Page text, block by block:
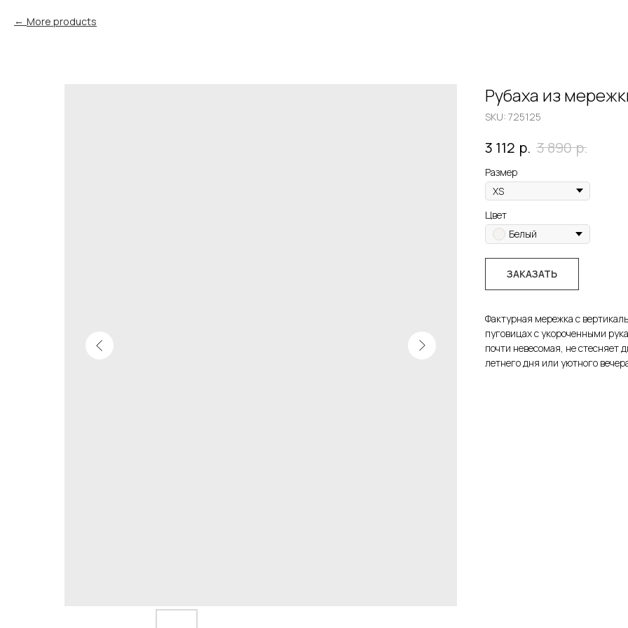
More products
Рубаха из
SKU: 725125
3 112 р. 3 890 р.
Размер
Цвет
Белый
ЗАКАЗАТЬ
Фактурная мережка с
пуговицах с укороченными
почти невесомая, не
летнего дня или уютного